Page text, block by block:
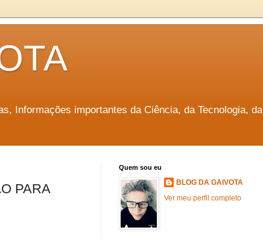
Informações importantes da Ciência, da Tecnologia, da
PARA
Quem sou eu
BLOG DA GAIVOTA
Ver meu perfil completo